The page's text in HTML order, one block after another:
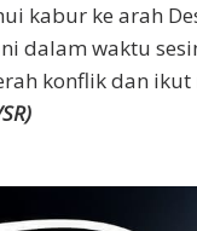
kabur ke arah
dalam waktu
konflik dan